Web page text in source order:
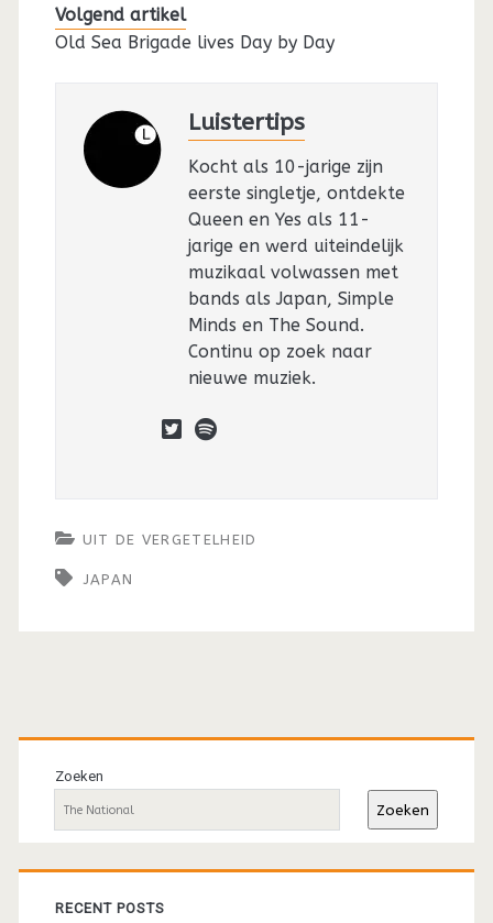
Volgend artikel
Old Sea Brigade lives Day by Day
Luistertips
Kocht als 10-jarige zijn
eerste singletje, ontdekte
Queen en Yes als 11-
jarige en werd uiteindelijk
muzikaal volwassen met
bands als Japan, Simple
Minds en The Sound.
Continu op zoek naar
nieuwe muziek.
twitterspotify
UIT DE VERGETELHEID
JAPAN
Primaire
sidebar
Zoeken
Zoeken
RECENT POSTS